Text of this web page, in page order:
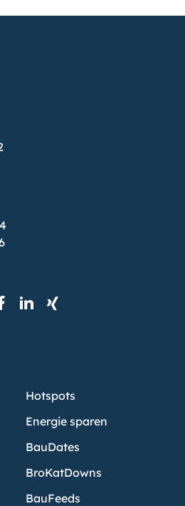
Hotspots
Energie sparen
BauDates
BroKatDowns
BauFeeds